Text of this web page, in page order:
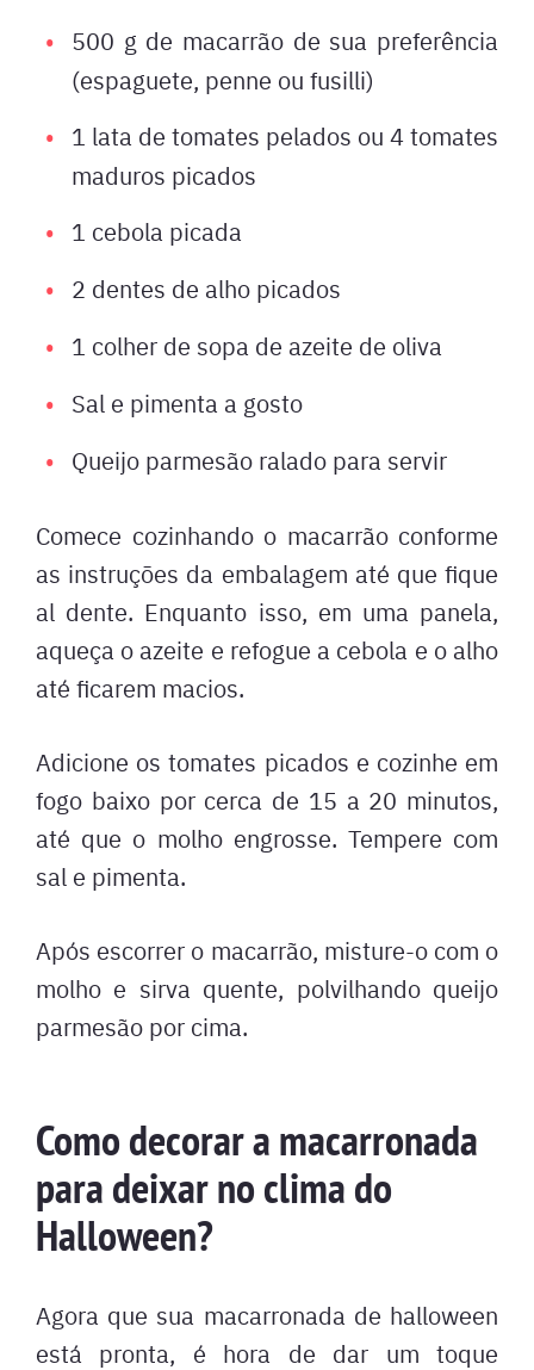
500 g de macarrão de sua preferência
(espaguete, penne ou fusilli)
1 lata de tomates pelados ou 4 tomates
maduros picados
1 cebola picada
2 dentes de alho picados
1 colher de sopa de azeite de oliva
Sal e pimenta a gosto
Queijo parmesão ralado para servir
Comece cozinhando o macarrão conforme
as instruções da embalagem até que fique
al dente. Enquanto isso, em uma panela,
aqueça o azeite e refogue a cebola e o alho
até ficarem macios.
Adicione os tomates picados e cozinhe em
fogo baixo por cerca de 15 a 20 minutos,
até que o molho engrosse. Tempere com
sal e pimenta.
Após escorrer o macarrão, misture-o com o
molho e sirva quente, polvilhando queijo
parmesão por cima.
Como decorar a macarronada
para deixar no clima do
Halloween?
Agora que sua macarronada de halloween
está pronta, é hora de dar um toque